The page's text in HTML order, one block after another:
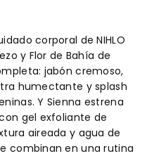
corporal de NIHLO
y Flor de Bahía de
jabón cremoso,
humectante y splash
Y Sienna estrena
gel exfoliante de
aireada y agua de
combinan en una rutina